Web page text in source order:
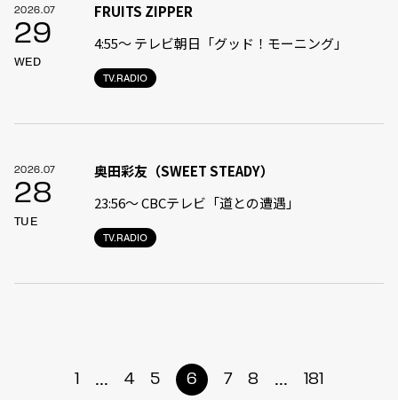
2026.07
29
WED
TV.RADIO
FRUITS ZIPPER
4:55〜 テレビ朝日「グッド！モーニング」
2026.07
28
TUE
TV.RADIO
奥田彩友（SWEET STEADY）
23:56〜 CBCテレビ「道との遭遇」
1 ... 4 5 6 7 8 ... 181